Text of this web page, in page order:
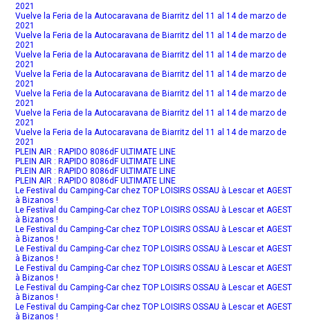
2021
Vuelve la Feria de la Autocaravana de Biarritz del 11 al 14 de marzo de
2021
Vuelve la Feria de la Autocaravana de Biarritz del 11 al 14 de marzo de
2021
Vuelve la Feria de la Autocaravana de Biarritz del 11 al 14 de marzo de
2021
Vuelve la Feria de la Autocaravana de Biarritz del 11 al 14 de marzo de
2021
Vuelve la Feria de la Autocaravana de Biarritz del 11 al 14 de marzo de
2021
Vuelve la Feria de la Autocaravana de Biarritz del 11 al 14 de marzo de
2021
Vuelve la Feria de la Autocaravana de Biarritz del 11 al 14 de marzo de
2021
PLEIN AIR : RAPIDO 8086dF ULTIMATE LINE
PLEIN AIR : RAPIDO 8086dF ULTIMATE LINE
PLEIN AIR : RAPIDO 8086dF ULTIMATE LINE
PLEIN AIR : RAPIDO 8086dF ULTIMATE LINE
Le Festival du Camping-Car chez TOP LOISIRS OSSAU à Lescar et AGEST
à Bizanos !
Le Festival du Camping-Car chez TOP LOISIRS OSSAU à Lescar et AGEST
à Bizanos !
Le Festival du Camping-Car chez TOP LOISIRS OSSAU à Lescar et AGEST
à Bizanos !
Le Festival du Camping-Car chez TOP LOISIRS OSSAU à Lescar et AGEST
à Bizanos !
Le Festival du Camping-Car chez TOP LOISIRS OSSAU à Lescar et AGEST
à Bizanos !
Le Festival du Camping-Car chez TOP LOISIRS OSSAU à Lescar et AGEST
à Bizanos !
Le Festival du Camping-Car chez TOP LOISIRS OSSAU à Lescar et AGEST
à Bizanos !